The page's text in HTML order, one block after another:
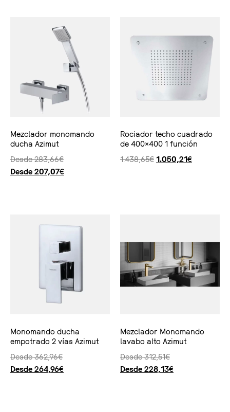
Mezclador monomando
ducha Azimut
Desde283,66€
Desde 207,07€
Rociador techo cuadrado
de 400×400 1 función
1.438,65€ 1.050,21€
Monomando ducha
empotrado 2 vías Azimut
Desde362,96€
Desde 264,96€
Mezclador Monomando
lavabo alto Azimut
Desde312,51€
Desde 228,13€